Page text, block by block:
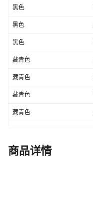
黑色
黑色
黑色
藏青色
藏青色
藏青色
藏青色
藏青色
商品详情